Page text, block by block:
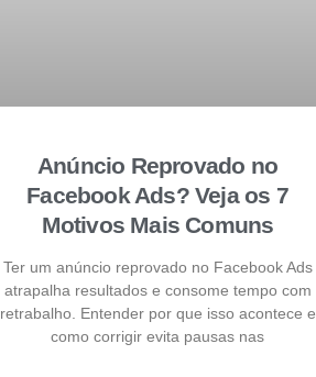
Anúncio Reprovado no
Facebook Ads? Veja os 7
Motivos Mais Comuns
Ter um anúncio reprovado no Facebook Ads
atrapalha resultados e consome tempo com
retrabalho. Entender por que isso acontece e
como corrigir evita pausas nas